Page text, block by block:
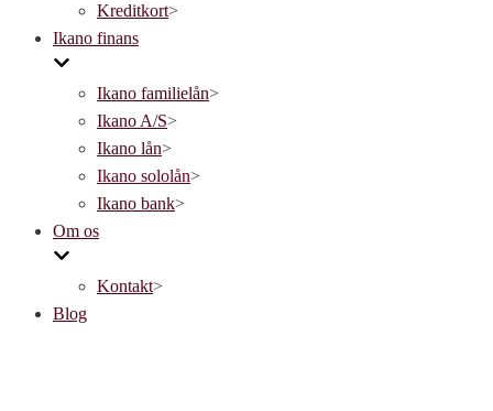
Kreditkort>
Ikano finans
Ikano familielån>
Ikano A/S>
Ikano lån>
Ikano sololån>
Ikano bank>
Om os
Kontakt>
Blog